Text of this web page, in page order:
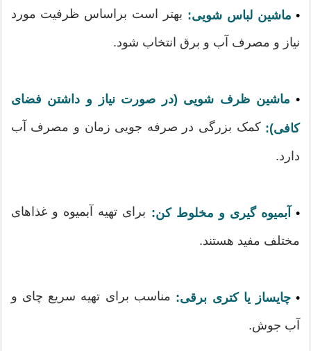
• ماشین لباس شویی: بهتر است براساس ظرفیت مورد
نیاز و مصرف آب و برق انتخاب شود.
• ماشین ظرف شویی (در صورت نیاز و داشتن فضای
کافی): کمک بزرگی در صرفه جویی زمان و مصرف آب
دارد.
• آبمیوه گیری و مخلوط کن: برای تهیه آبمیوه و غذاهای
مختلف مفید هستند.
• چایساز یا کتری برقی: مناسب برای تهیه سریع چای و
آب جوش.